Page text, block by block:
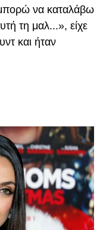
να καταλάβω
τη μαλ...», είχε
και ήταν